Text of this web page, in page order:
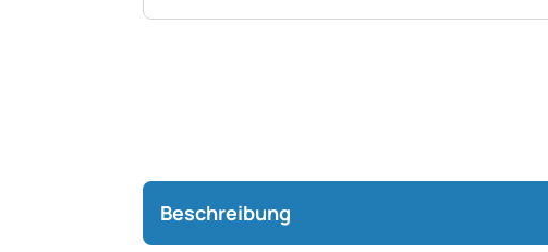
Beschreibung